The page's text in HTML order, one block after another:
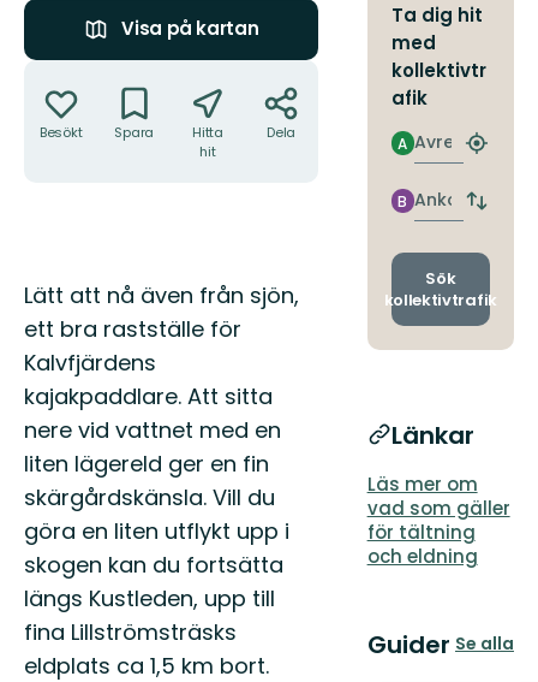
Visa på kartan
Besökt Spara
Hitta
hit
Dela
Beskrivning
Lätt att nå även från sjön,
ett bra rastställe för
Kalvfjärdens
kajakpaddlare. Att sitta
nere vid vattnet med en
liten lägereld ger en fin
skärgårdskänsla. Vill du
göra en liten utflykt upp i
skogen kan du fortsätta
längs Kustleden, upp till
fina Lillströmsträsks
eldplats ca 1,5 km bort.
Ta dig hit
med
kollektivtr
afik
Avresa
A
Hitta
Ankomst
B
Byt
och
Sök
kollektivtrafik
Länkar
Läs mer om
vad som gäller
för tältning
och eldning
Guider Se alla